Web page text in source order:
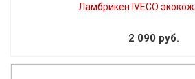
Ламбрикен IVECO
2 090 руб.